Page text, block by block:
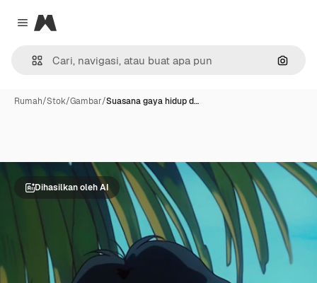
Close menu
Magnific
Rumah/Stok/Gambar/Suasana gaya hidup d…
Dihasilkan oleh AI